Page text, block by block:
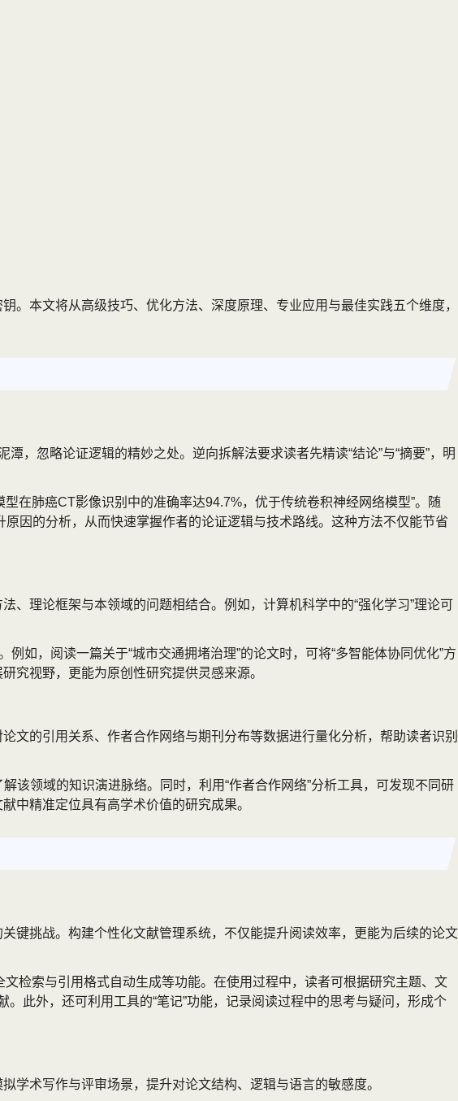
本文将从高级技巧、优化方法、深度原理、专业应用与最佳实践五个维度，
，忽略论证逻辑的精妙之处。逆向拆解法要求读者先精读“结论”与“摘要”，明
在肺癌CT影像识别中的准确率达94.7%，优于传统卷积神经网络模型”。随
因的分析，从而快速掌握作者的论证逻辑与技术路线。这种方法不仅能节省
理论框架与本领域的问题相结合。例如，计算机科学中的“强化学习”理论可
如，阅读一篇关于“城市交通拥堵治理”的论文时，可将“多智能体协同优化”方
究视野，更能为原创性研究提供灵感来源。
文的引用关系、作者合作网络与期刊分布等数据进行量化分析，帮助读者识别
该领域的知识演进脉络。同时，利用“作者合作网络”分析工具，可发现不同研
中精准定位具有高学术价值的研究成果。
键挑战。构建个性化文献管理系统，不仅能提升阅读效率，更能为后续的论文
检索与引用格式自动生成等功能。在使用过程中，读者可根据研究主题、文
此外，还可利用工具的“笔记”功能，记录阅读过程中的思考与疑问，形成个
学术写作与评审场景，提升对论文结构、逻辑与语言的敏感度。